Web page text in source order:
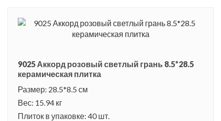
9025 Аккорд розовый светлый грань 8.5*28.5
керамическая плитка
Размер: 28.5*8.5 см
Вес: 15.94 кг
Плиток в упаковке: 40 шт.